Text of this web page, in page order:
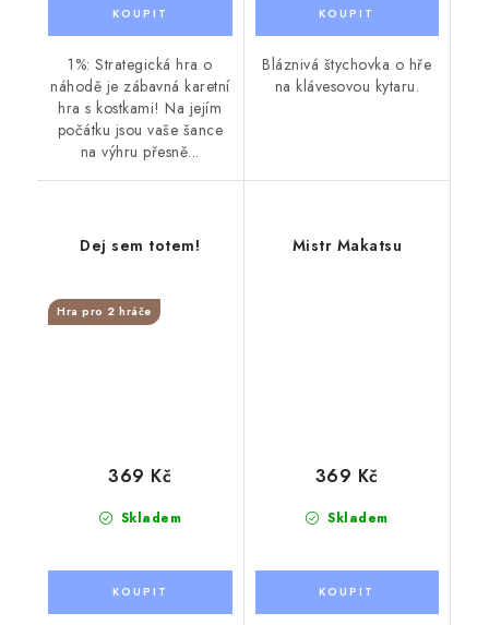
1%: Strategická hra o
náhodě je zábavná karetní
hra s kostkami! Na jejím
počátku jsou vaše šance
na výhru přesně...
Bláznivá štychovka o hře
na klávesovou kytaru.
Dej sem totem!
Hra pro 2 hráče
Skladem
369 Kč
Mistr Makatsu
Skladem
369 Kč